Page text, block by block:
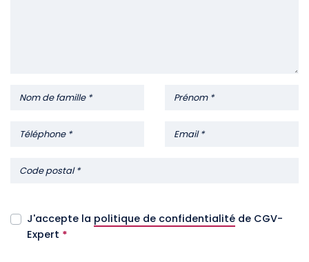
J'accepte la politique de confidentialité de CGV-
Expert *